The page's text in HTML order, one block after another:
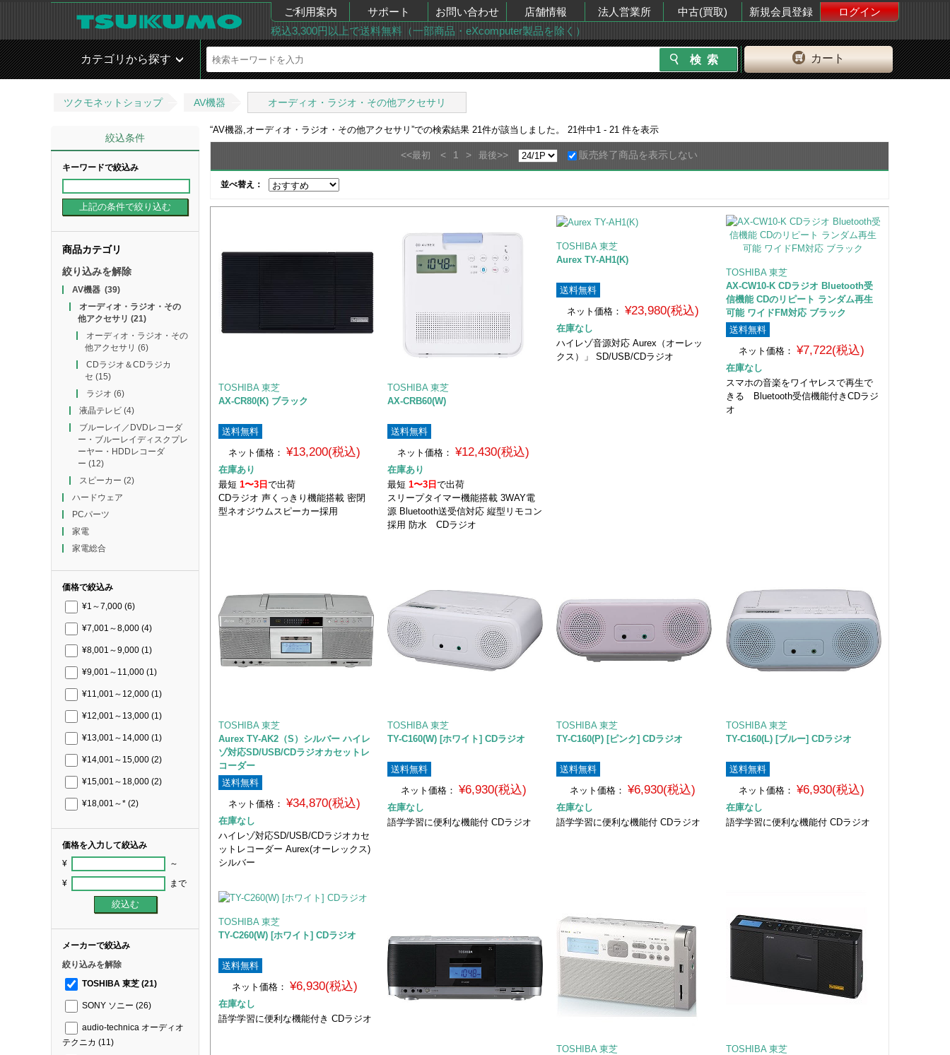
ご利用案内 サポート お問い合わせ 店舗情報 法人営業所 中古(買取) 新規会員登録
ログイン
税込3,300円以上で送料無料（一部商品・eXcomputer製品を除く）
カート
カテゴリから探す
ツクモネットショップ AV機器 オーディオ・ラジオ・その他アクセサリ
絞込条件
キーワードで絞込み
商品カテゴリ
絞り込みを解除
AV機器(39)
オーディオ・ラジオ・その
他アクセサリ (21)
オーディオ・ラジオ・その
他アクセサリ (6)
CDラジオ＆CDラジカ
セ (15)
ラジオ (6)
液晶テレビ(4)
ブルーレイ／DVDレコーダ
ー・ブルーレイディスクプレ
ーヤー・HDDレコーダ
ー (12)
スピーカー (2)
ハードウェア
PCパーツ
家電
家電総合
価格で絞込み
¥1～7,000 (6)
¥7,001～8,000 (4)
¥8,001～9,000 (1)
¥9,001～11,000 (1)
¥11,001～12,000 (1)
¥12,001～13,000 (1)
¥13,001～14,000 (1)
¥14,001～15,000 (2)
¥15,001～18,000 (2)
¥18,001～* (2)
価格を入力して絞込み
¥ ～
¥ まで
メーカーで絞込み
絞り込みを解除
TOSHIBA 東芝 (21)
SONY ソニー (26)
audio-technica オーディオ
テクニカ (11)
“AV機器,オーディオ・ラジオ・その他アクセサリ ”での検索結果 21 件が該当しました。 21 件中1 - 21 件を表示
<<最初 < 1 > 最後>> 販売終了商品を表示しない
並べ替え：
TOSHIBA 東芝
AX-CR80(K) ブラック
送料無料
ネット価格：
¥13,200(税込)
在庫あり
最短 1〜3日 で出荷
CDラジオ 声くっきり機能搭載 密閉
型ネオジウムスピーカー採用
TOSHIBA 東芝
AX-CRB60(W)
送料無料
ネット価格：
¥12,430(税込)
在庫あり
最短1〜3日で出荷
スリープタイマー機能搭載 3WAY電
源 Bluetooth送受信対応 縦型リモコン
採用 防水 CDラジオ
TOSHIBA 東芝
Aurex TY-AH1(K)
送料無料
ネット価格： ¥23,980(税込)
在庫なし
ハイレゾ音源対応 Aurex（オーレッ
クス）」 SD/USB/CDラジオ
TOSHIBA 東芝
AX-CW10-K CDラジオ Bluetooth受
信機能 CDのリピート ランダム再生
可能 ワイドFM対応 ブラック
送料無料
ネット価格：
¥7,722(税込)
在庫なし
スマホの音楽をワイヤレスで再生で
きる Bluetooth受信機能付きCDラジ
オ
TOSHIBA 東芝
Aurex TY-AK2（S）シルバー ハイレ
ゾ対応SD/USB/CDラジオカセットレ
コーダー
送料無料
ネット価格：
¥34,870(税込)
在庫なし
ハイレゾ対応SD/USB/CDラジオカセ
ットレコーダー Aurex(オーレックス)
シルバー
TOSHIBA 東芝
TY-C160(W) [ホワイト] CDラジオ
送料無料
ネット価格： ¥6,930(税込)
在庫なし
語学学習に便利な機能付 CDラジオ
TOSHIBA 東芝
TY-C160(P) [ピンク] CDラジオ
送料無料
ネット価格：
¥6,930(税込)
在庫なし
語学学習に便利な機能付 CDラジオ
TOSHIBA 東芝
TY-C160(L) [ブルー] CDラジオ
送料無料
ネット価格：
¥6,930(税込)
在庫なし
語学学習に便利な機能付 CDラジオ
TOSHIBA 東芝
TY-C260(W) [ホワイト] CDラジオ
送料無料
ネット価格： ¥6,930(税込)
在庫なし
語学学習に便利な機能付き CDラジオ
TOSHIBA 東芝
TOSHIBA 東芝